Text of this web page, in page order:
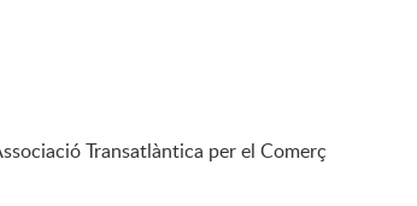
Transatlàntica per el Comerç